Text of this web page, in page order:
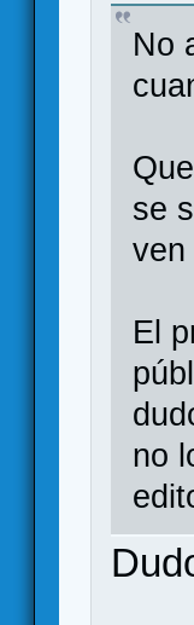
No
se
ven
El
no